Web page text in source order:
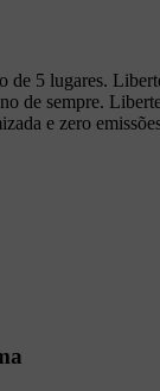
5 lugares.
de sempre.
e zero